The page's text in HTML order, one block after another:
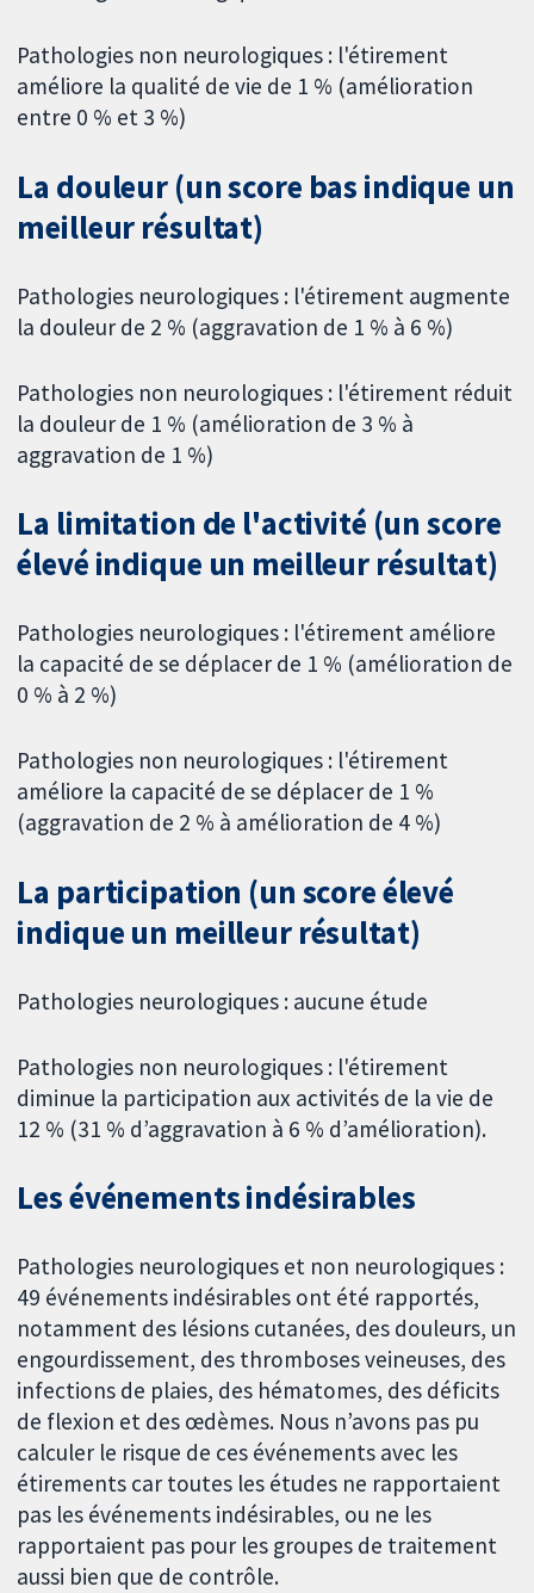
Pathologies non neurologiques : l'étirement
améliore la qualité de vie de 1 % (amélioration
entre 0 % et 3 %)
La douleur (un score bas indique un
meilleur résultat)
Pathologies neurologiques : l'étirement augmente
la douleur de 2 % (aggravation de 1 % à 6 %)
Pathologies non neurologiques : l'étirement réduit
la douleur de 1 % (amélioration de 3 % à
aggravation de 1 %)
La limitation de l'activité (un score
élevé indique un meilleur résultat)
Pathologies neurologiques : l'étirement améliore
la capacité de se déplacer de 1 % (amélioration de
0 % à 2 %)
Pathologies non neurologiques : l'étirement
améliore la capacité de se déplacer de 1 %
(aggravation de 2 % à amélioration de 4 %)
La participation (un score élevé
indique un meilleur résultat)
Pathologies neurologiques : aucune étude
Pathologies non neurologiques : l'étirement
diminue la participation aux activités de la vie de
12 % (31 % d’aggravation à 6 % d’amélioration).
Les événements indésirables
Pathologies neurologiques et non neurologiques :
49 événements indésirables ont été rapportés,
notamment des lésions cutanées, des douleurs, un
engourdissement, des thromboses veineuses, des
infections de plaies, des hématomes, des déficits
de flexion et des œdèmes. Nous n’avons pas pu
calculer le risque de ces événements avec les
étirements car toutes les études ne rapportaient
pas les événements indésirables, ou ne les
rapportaient pas pour les groupes de traitement
aussi bien que de contrôle.